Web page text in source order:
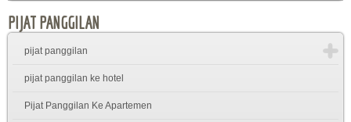
PIJAT PANGGILAN
pijat panggilan
pijat panggilan ke hotel
Pijat Panggilan Ke Apartemen